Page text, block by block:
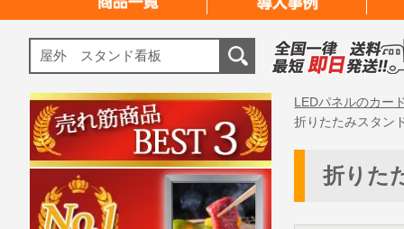
LEDパネルのカー
折りたたみスタ
折りた